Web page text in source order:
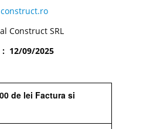
Construct SRL
: 12/09/2025
de lei Factura si